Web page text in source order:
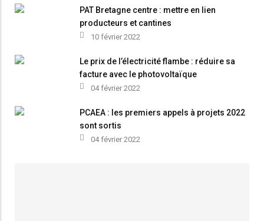
PAT Bretagne centre : mettre en lien
producteurs et cantines
10 février 2022
Le prix de l’électricité flambe : réduire sa
facture avec le photovoltaïque
04 février 2022
PCAEA : les premiers appels à projets 2022
sont sortis
04 février 2022